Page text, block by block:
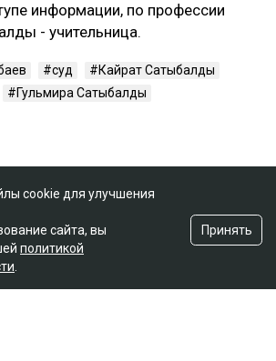
информации, по профессии
- учительница.
суд
Кайрат Сатыбалды
Гульмира Сатыбалды
cookie для улучшения
сайта, вы
политикой
Принять